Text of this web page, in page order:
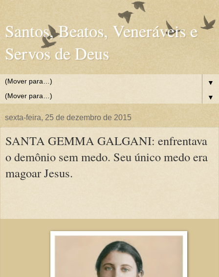
Santos, Beatos, Veneráveis e
Servos de Deus
▼
▼
sexta-feira, 25 de dezembro de 2015
SANTA GEMMA GALGANI: enfrentava
o demônio sem medo. Seu único medo era
magoar Jesus.